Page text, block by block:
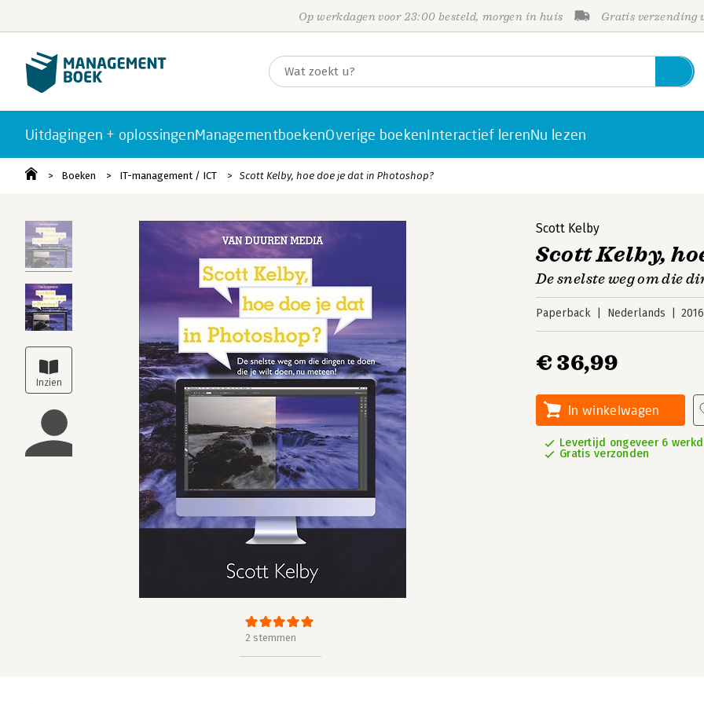
Op werkdagen voor 23:00 besteld, morgen in huis Gratis verzending
Uitdagingen + oplossingenManagementboekenOverige boekenInteractief lerenNu lezen
Boeken IT-management / ICT Scott Kelby, hoe doe je dat in Photoshop?
2 stemmen
Scott Kelby
Scott Kelby,
De snelste weg om die
Paperback Nederlands 2016
€ 36,99
In winkelwagen
Levertijd ongeveer 6
Gratis verzonden